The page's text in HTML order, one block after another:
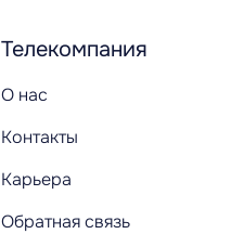
Телекомпания
О нас
Контакты
Карьера
Обратная связь